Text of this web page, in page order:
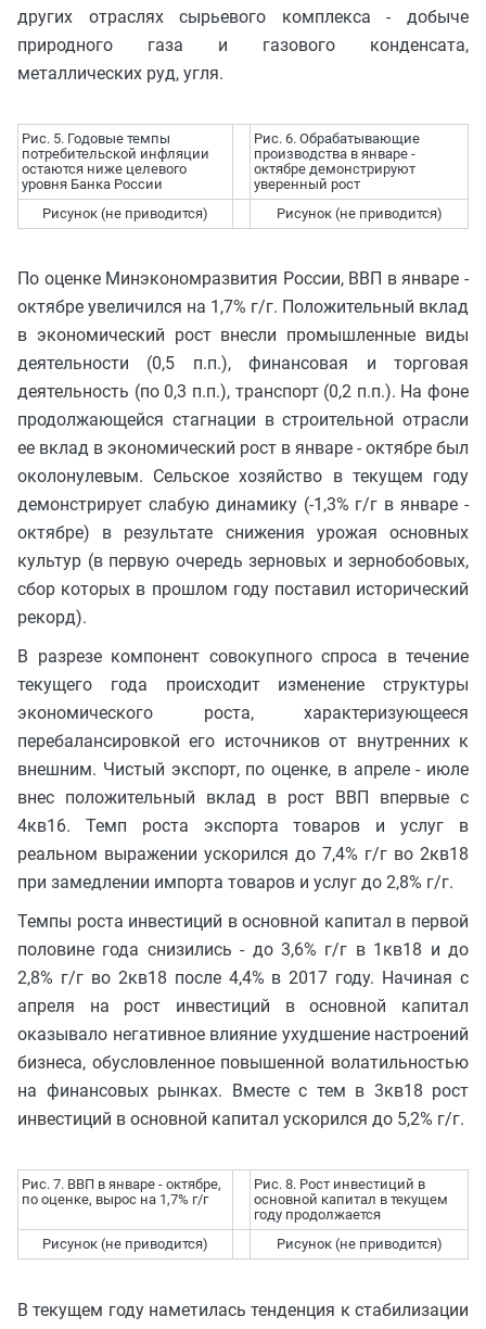
других отраслях сырьевого комплекса - добыче
природного газа и газового конденсата,
металлических руд, угля.
Рис. 5. Годовые темпы
потребительской инфляции
остаются ниже целевого
уровня Банка России
Рис. 6. Обрабатывающие
производства в январе -
октябре демонстрируют
уверенный рост
Рисунок (не приводится)
Рисунок (не приводится)
По оценке Минэкономразвития России, ВВП в январе -
октябре увеличился на 1,7% г/г. Положительный вклад
в экономический рост внесли промышленные виды
деятельности (0,5 п.п.), финансовая и торговая
деятельность (по 0,3 п.п.), транспорт (0,2 п.п.). На фоне
продолжающейся стагнации в строительной отрасли
ее вклад в экономический рост в январе - октябре был
околонулевым. Сельское хозяйство в текущем году
демонстрирует слабую динамику (-1,3% г/г в январе -
октябре) в результате снижения урожая основных
культур (в первую очередь зерновых и зернобобовых,
сбор которых в прошлом году поставил исторический
рекорд).
В разрезе компонент совокупного спроса в течение
текущего года происходит изменение структуры
экономического роста, характеризующееся
перебалансировкой его источников от внутренних к
внешним. Чистый экспорт, по оценке, в апреле - июле
внес положительный вклад в рост ВВП впервые с
4кв16. Темп роста экспорта товаров и услуг в
реальном выражении ускорился до 7,4% г/г во 2кв18
при замедлении импорта товаров и услуг до 2,8% г/г.
Темпы роста инвестиций в основной капитал в первой
половине года снизились - до 3,6% г/г в 1кв18 и до
2,8% г/г во 2кв18 после 4,4% в 2017 году. Начиная с
апреля на рост инвестиций в основной капитал
оказывало негативное влияние ухудшение настроений
бизнеса, обусловленное повышенной волатильностью
на финансовых рынках. Вместе с тем в 3кв18 рост
инвестиций в основной капитал ускорился до 5,2% г/г.
Рис. 7. ВВП в январе - октябре,
по оценке, вырос на 1,7% г/г
Рис. 8. Рост инвестиций в
основной капитал в текущем
году продолжается
Рисунок (не приводится)
Рисунок (не приводится)
В текущем году наметилась тенденция к стабилизации